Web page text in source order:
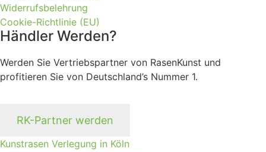
Widerrufsbelehrung
Cookie-Richtlinie (EU)
Händler Werden?
Werden Sie Vertriebspartner von RasenKunst und
profitieren Sie von Deutschland’s Nummer 1.
RK-Partner werden
Kunstrasen Verlegung in Köln